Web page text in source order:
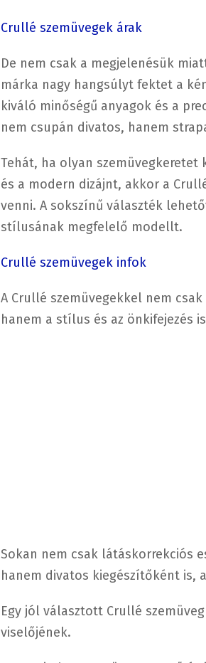
Crullé szemüvegek árak
De nem csak a megjelenésük
márka nagy hangsúlyt fektet a
kiváló minőségű anyagok és a
nem csupán divatos, hanem
Tehát, ha olyan
és a modern dizájnt, akkor a
venni. A sokszínű választék
stílusának megfelelő modellt.
Crullé szemüvegek infok
A Crullé szemüvegekkel nem
hanem a stílus és az önkifejezés
Sokan nem csak látáskorrekciós
hanem divatos kiegészítőként is,
Egy jól választott Crullé
viselőjének.